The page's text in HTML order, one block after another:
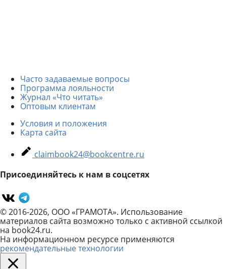
Часто задаваемые вопросы
Программа лояльности
Журнал «Что читать»
Оптовым клиентам
Условия и положения
Карта сайта
claimbook24@bookcentre.ru
Присоединяйтесь к нам в соцсетях
© 2016-2026, ООО «ГРАМОТА». Использование
материалов сайта возможно только с активной ссылкой
на book24.ru.
На информационном ресурсе применяются
рекомендательные технологии